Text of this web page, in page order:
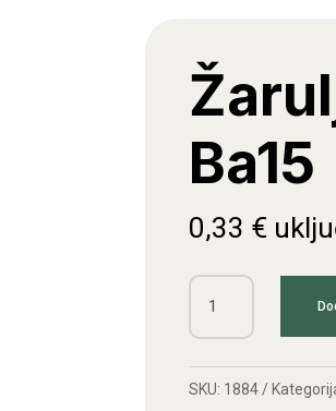
Ba15
0,33 €
Žarulja
12V
Ba15
SKU: 1884